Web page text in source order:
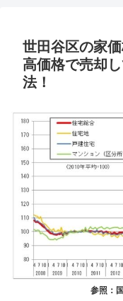
世田谷区の家
高価格で売却
法！
参照：